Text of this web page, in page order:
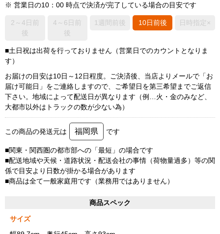
※ 営業日の10：00 時点で決済が完了している場合の目安です
2～4日前
後
4～6日前
後
1週間前後 10日前後 日時指定×
■土日祝は出荷を行っておりません（営業日でのカウントとなりま
す）
お届けの目安は10日～12日程度。ご決済後、当店よりメールで「お
届け可能日」をご連絡しますので、ご希望日を第三希望までご返信
下さい。地域によって配送日が異なります（例…火・金のみなど、
大都市以外はトラックの数が少ない為）
この商品の発送元は 福岡県 です
■関東・関西圏の都市部への「最短」の場合です
■配送地域や天候・道路状況・配送会社の事情（荷物量過多）等の関
係で目安より日数が掛かる場合があります
■商品は全て一般家庭用です（業務用ではありません）
商品スペック
サイズ